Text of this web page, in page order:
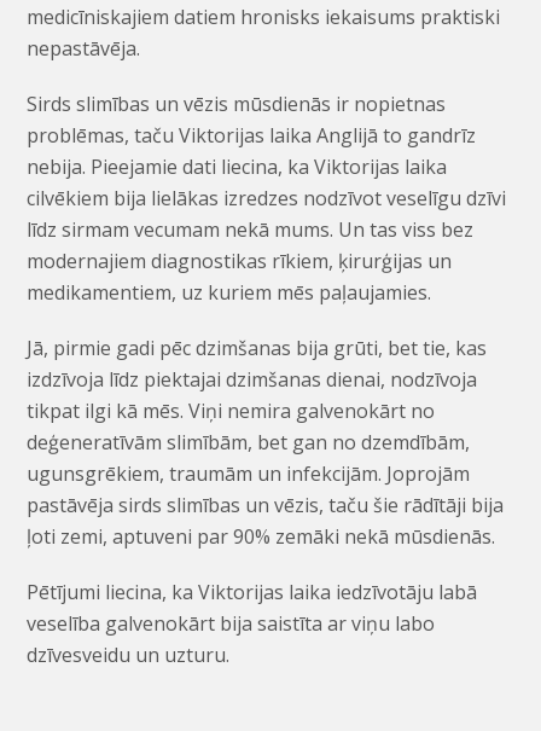
medicīniskajiem datiem hronisks iekaisums praktiski
nepastāvēja.
Sirds slimības un vēzis mūsdienās ir nopietnas
problēmas, taču Viktorijas laika Anglijā to gandrīz
nebija. Pieejamie dati liecina, ka Viktorijas laika
cilvēkiem bija lielākas izredzes nodzīvot veselīgu dzīvi
līdz sirmam vecumam nekā mums. Un tas viss bez
modernajiem diagnostikas rīkiem, ķirurģijas un
medikamentiem, uz kuriem mēs paļaujamies.
Jā, pirmie gadi pēc dzimšanas bija grūti, bet tie, kas
izdzīvoja līdz piektajai dzimšanas dienai, nodzīvoja
tikpat ilgi kā mēs. Viņi nemira galvenokārt no
deģeneratīvām slimībām, bet gan no dzemdībām,
ugunsgrēkiem, traumām un infekcijām. Joprojām
pastāvēja sirds slimības un vēzis, taču šie rādītāji bija
ļoti zemi, aptuveni par 90% zemāki nekā mūsdienās.
Pētījumi liecina, ka Viktorijas laika iedzīvotāju labā
veselība galvenokārt bija saistīta ar viņu labo
dzīvesveidu un uzturu.